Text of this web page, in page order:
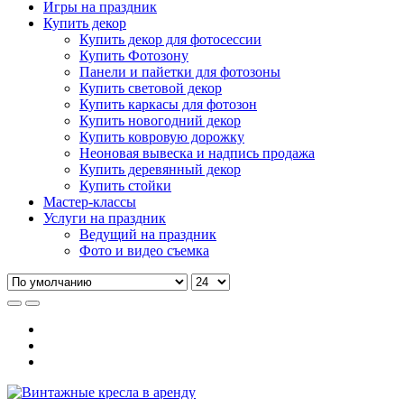
Игры на праздник
Купить декор
Купить декор для фотосессии
Купить Фотозону
Панели и пайетки для фотозоны
Купить световой декор
Купить каркасы для фотозон
Купить новогодний декор
Купить ковровую дорожку
Неоновая вывеска и надпись продажа
Купить деревянный декор
Купить стойки
Мастер-классы
Услуги на праздник
Ведущий на праздник
Фото и видео съемка